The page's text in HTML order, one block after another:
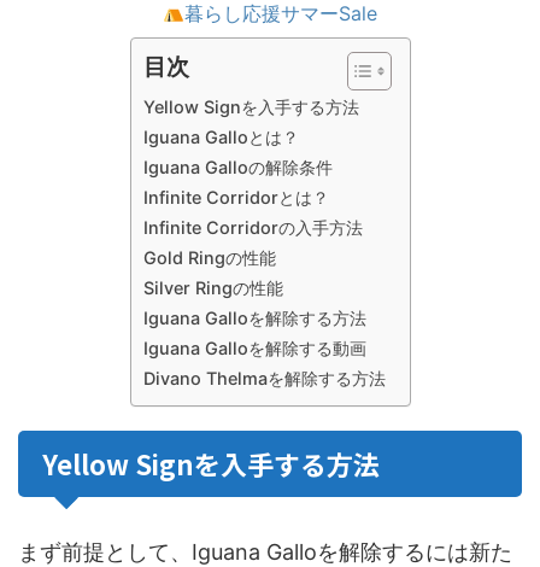
暮らし応援サマーSale
目次
Yellow Signを入手する方法
Iguana Galloとは？
Iguana Galloの解除条件
Infinite Corridorとは？
Infinite Corridorの入手方法
Gold Ringの性能
Silver Ringの性能
Iguana Galloを解除する方法
Iguana Galloを解除する動画
Divano Thelmaを解除する方法
Yellow Signを入手する方法
まず前提として、Iguana Galloを解除するには新た